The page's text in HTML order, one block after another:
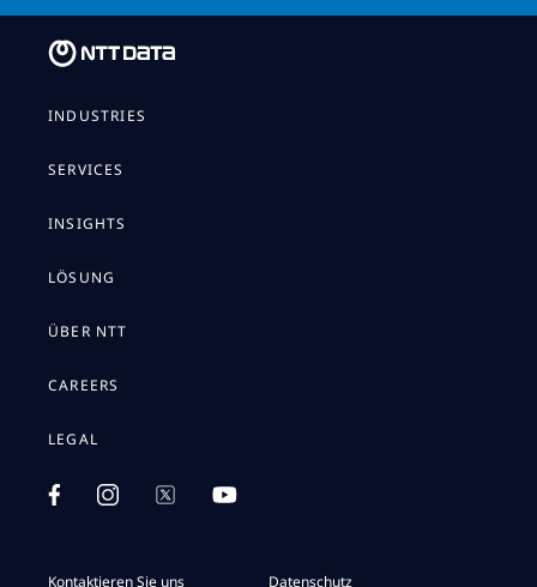
INDUSTRIES
SERVICES
INSIGHTS
LÖSUNG
ÜBER NTT
CAREERS
LEGAL
Kontaktieren Sie uns Datenschutz